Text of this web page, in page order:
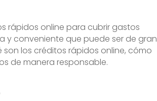
rápidos online para cubrir gastos
y conveniente que puede ser de gran
los créditos rápidos online, cómo
de manera responsable.